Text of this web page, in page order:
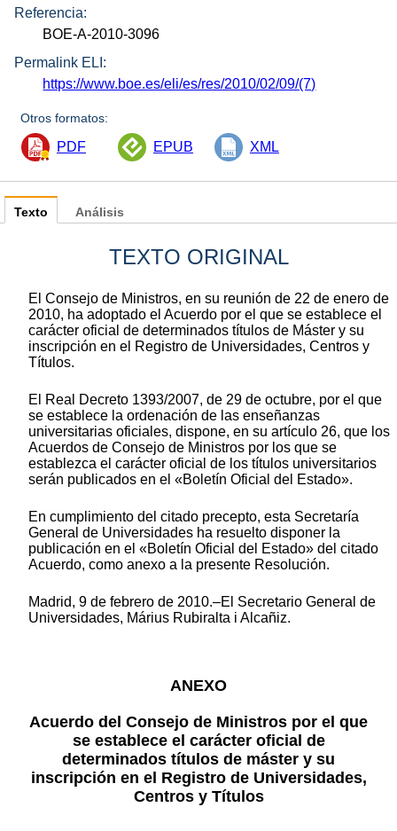
Referencia:
BOE-A-2010-3096
Permalink ELI:
https://www.boe.es/eli/es/res/2010/02/09/(7)
Otros formatos:
PDF EPUB XML
Texto
TEXTO ORIGINAL
El Consejo de Ministros, en su reunión de 22 de enero de
2010, ha adoptado el Acuerdo por el que se establece el
carácter oficial de determinados títulos de Máster y su
inscripción en el Registro de Universidades, Centros y
Títulos.
El Real Decreto 1393/2007, de 29 de octubre, por el que
se establece la ordenación de las enseñanzas
universitarias oficiales, dispone, en su artículo 26, que los
Acuerdos de Consejo de Ministros por los que se
establezca el carácter oficial de los títulos universitarios
serán publicados en el «Boletín Oficial del Estado».
En cumplimiento del citado precepto, esta Secretaría
General de Universidades ha resuelto disponer la
publicación en el «Boletín Oficial del Estado» del citado
Acuerdo, como anexo a la presente Resolución.
Madrid, 9 de febrero de 2010.–El Secretario General de
Universidades, Márius Rubiralta i Alcañiz.
ANEXO
Acuerdo del Consejo de Ministros por el que
se establece el carácter oficial de
determinados títulos de máster y su
inscripción en el Registro de Universidades,
Centros y Títulos
Análisis